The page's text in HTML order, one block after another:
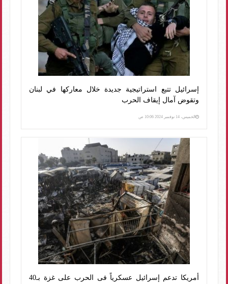
إسرائيل تتبع استراتيجية جديدة خلال معاركها في لبنان
وتقوض آمال إيقاف الحرب
الخميس، 14 نوفمبر 2024 10:06 ص
أمريكا تدعم إسرائيل عسكرياً فى الحرب على غزة بـ40